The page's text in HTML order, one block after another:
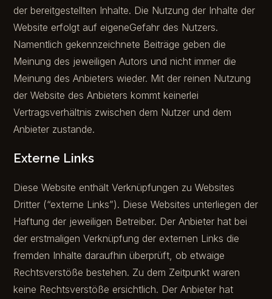
der bereitgestellten Inhalte. Die Nutzung der Inhalte der
Website erfolgt auf eigeneGefahr des Nutzers.
Namentlich gekennzeichnete Beiträge geben die
Meinung des jeweiligen Autors und nicht immer die
Meinung des Anbieters wieder. Mit der reinen Nutzung
der Website des Anbieters kommt keinerlei
Vertragsverhältnis zwischen dem Nutzer und dem
Anbieter zustande.
Externe Links
Diese Website enthält Verknüpfungen zu Websites
Dritter (“externe Links”). Diese Websites unterliegen der
Haftung der jeweiligen Betreiber. Der Anbieter hat bei
der erstmaligen Verknüpfung der externen Links die
fremden Inhalte daraufhin überprüft, ob etwaige
Rechtsverstöße bestehen. Zu dem Zeitpunkt waren
keine Rechtsverstöße ersichtlich. Der Anbieter hat